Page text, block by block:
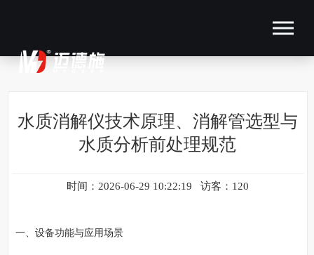
水质消解仪技术原理、消解管选型与
水质分析前处理规范
时间：2026-06-29 10:22:19 访客：120
一、设备功能与应用场景